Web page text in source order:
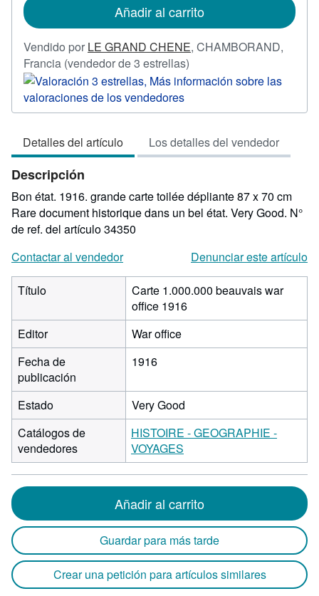
envío
Añadir al carrito
Vendido por LE GRAND CHENE, CHAMBORAND,
Francia (vendedor de 3 estrellas)
del
3
5
estrellas
Detalles del artículo Los detalles del vendedor
Descripción
Bon état. 1916. grande carte toilée dépliante 87 x 70 cm
Rare document historique dans un bel état. Very Good. N°
de ref. del artículo 34350
Contactar al vendedor
Denunciar este artículo
Título
Carte 1.000.000 beauvais war
office 1916
Editor
War office
Fecha de
publicación
1916
Estado
Very Good
Catálogos de
vendedores
HISTOIRE - GEOGRAPHIE -
VOYAGES
Añadir al carrito
Guardar para más tarde
Crear una petición para artículos similares